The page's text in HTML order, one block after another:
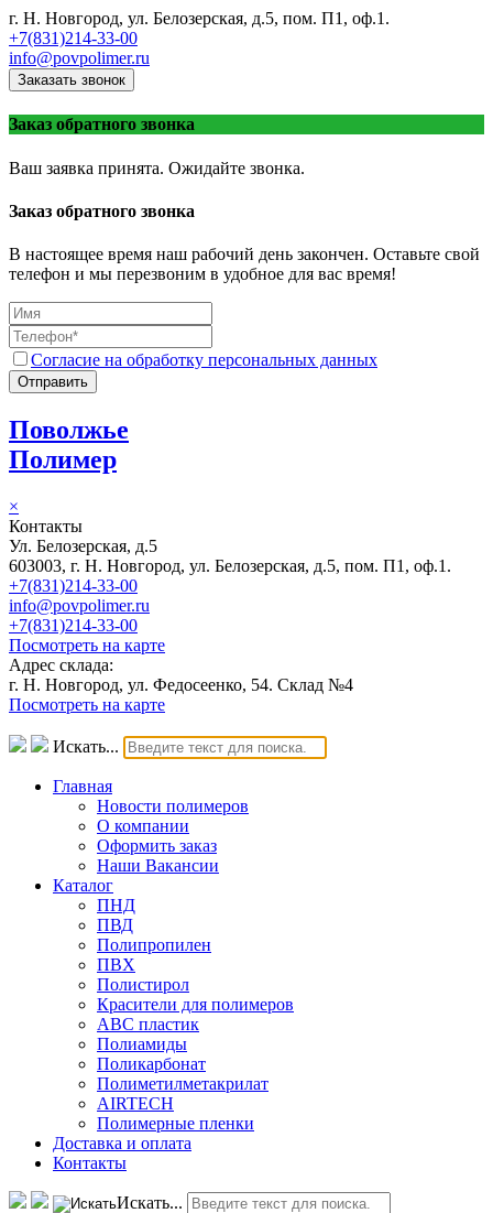
г. Н. Новгород, ул. Белозерская, д.5, пом. П1, оф.1.
+7(831)214-33-00
info@povpolimer.ru
Заказать звонок
Заказ обратного звонка
Ваш заявка принята. Ожидайте звонка.
Заказ обратного звонка
В настоящее время наш рабочий день закончен. Оставьте свой
телефон и мы перезвоним в удобное для вас время!
Согласие на обработку персональных данных
Отправить
Поволжье
Полимер
×
Контакты
Ул. Белозерская, д.5
603003, г. Н. Новгород, ул. Белозерская, д.5, пом. П1, оф.1.
+7(831)214-33-00
info@povpolimer.ru
+7(831)214-33-00
Посмотреть на карте
Адрес склада:
г. Н. Новгород, ул. Федосеенко, 54. Склад №4
Посмотреть на карте
Искать...
Главная
Новости полимеров
О компании
Оформить заказ
Наши Вакансии
Каталог
ПНД
ПВД
Полипропилен
ПВХ
Полистирол
Красители для полимеров
АВС пластик
Полиамиды
Поликарбонат
Полиметилметакрилат
AIRTECH
Полимерные пленки
Доставка и оплата
Контакты
Искать...